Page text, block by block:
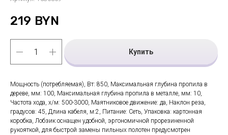
219 BYN
Купить
Мощность (потребляемая), Вт: 850, Максимальная глубина пропила в
дереве, мм: 100, Максимальная глубина пропила в металле, мм: 10,
Частота хода, х/м: 500-3000, Маятниковое движение: да, Наклон реза,
градусов: 45, Длина кабеля, м:2, Питание: Сеть, Упаковка: картонная
коробка, Лобзик оснащен удобной, эргономичной прорезиненной
рукояткой, для быстрой замены пильных полотен предусмотрен